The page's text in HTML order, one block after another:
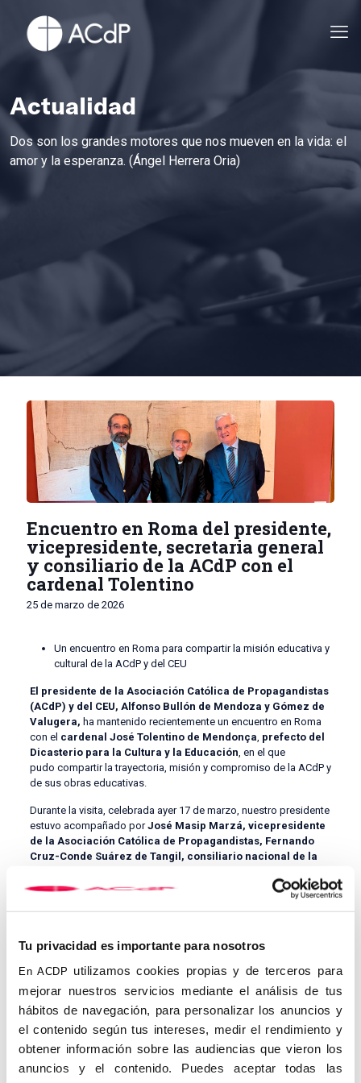
Tu privacidad es importante para nosotros
En ACDP utilizamos cookies propias y de terceros para
mejorar nuestros servicios mediante el análisis de tus
hábitos de navegación, para personalizar los anuncios y
el contenido según tus intereses, medir el rendimiento y
obtener información sobre las audiencias que vieron los
anuncios y el contenido. Puedes aceptar todas las
Actualidad
Dos son los grandes motores que nos mueven en la vida: el
amor y la esperanza. (Ángel Herrera Oria)
Encuentro en Roma del presidente,
vicepresidente, secretaria general
y consiliario de la ACdP con el
cardenal Tolentino
25 de marzo de 2026
Un encuentro en Roma para compartir la misión educativa y
cultural de la ACdP y del CEU
​El presidente de la Asociación Católica de Propagandistas
(ACdP) y del CEU, Alfonso Bullón de Mendoza y Gómez de
Valugera, ha mantenido recientemente un encuentro en Roma
con el cardenal José Tolentino de Mendonça, prefecto del
Dicasterio para la Cultura y la Educación, en el que
pudo compartir la trayectoria, misión y compromiso de la ACdP y
de sus obras educativas.
Durante la visita, celebrada ayer 17 de marzo, nuestro presidente
estuvo acompañado porJosé Masip Marzá, vicepresidente
de la Asociación Católica de Propagandistas, Fernando
Cruz-Conde Suárez de Tangil, consiliario nacional de la
secretaria general de la ACdP.
El Presidente y el Vicepresidente
trasladaron al cardenal
Tolentino de Mendonça la labor realizada por la
Católica de Propagandistas, relatándole sus inicios y
haciendo especial hincapié en las actuaciones desarrolladas en
los últimos años. El desarrollo de
laFiesta de la Resurrección, llamaron muy especialmente la
atención del Cardenal, siendo así que intercambiaron pareceres
acerca de la presencia de la cultura católica en el mundo actual,
y cómo hacerla más presente. La actividad de el
grupo
educativo CEU y de la Fundación San Pablo CEU